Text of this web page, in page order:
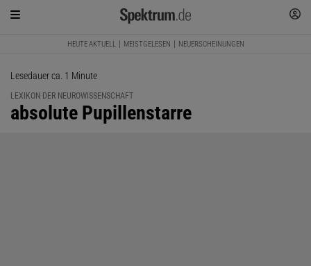
HEUTE AKTUELL MEISTGELESEN NEUERSCHEINUNGEN
Lesedauer ca. 1 Minute
LEXIKON DER NEUROWISSENSCHAFT
:
absolute Pupillenstarre